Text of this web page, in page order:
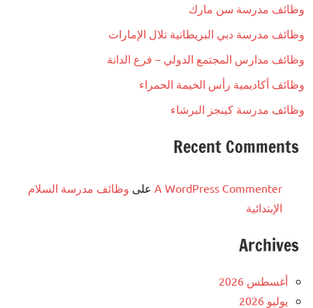
وظائف مدرسة سن مارك
وظائف مدرسة دبي البريطانية تلال الإمارات
وظائف مدارس المجتمع الدولي – فرع الدانة
وظائف أكاديمية رأس الخيمة الحمراء
وظائف مدرسة كينجز البرشاء
Recent Comments
A WordPress Commenter على وظائف مدرسة السلام
الإبتدائية
Archives
أغسطس 2026
يوليو 2026